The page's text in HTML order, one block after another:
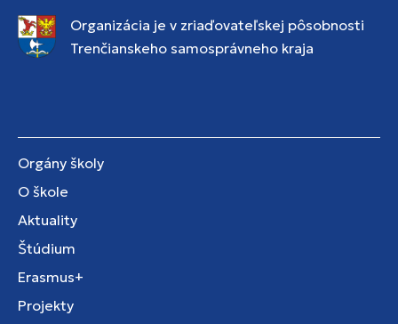
Organizácia je v zriaďovateľskej pôsobnosti
Trenčianskeho samosprávneho kraja
Orgány školy
O škole
Aktuality
Štúdium
Erasmus+
Projekty